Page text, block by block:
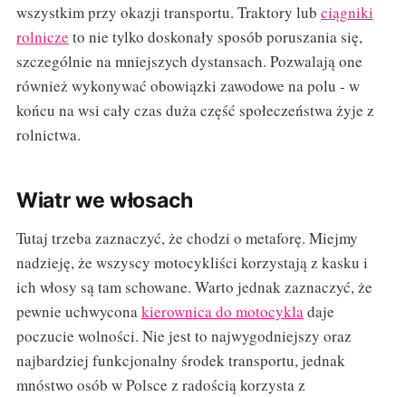
wszystkim przy okazji transportu. Traktory lub ciągniki
rolnicze to nie tylko doskonały sposób poruszania się,
szczególnie na mniejszych dystansach. Pozwalają one
również wykonywać obowiązki zawodowe na polu - w
końcu na wsi cały czas duża część społeczeństwa żyje z
rolnictwa.
Wiatr we włosach
Tutaj trzeba zaznaczyć, że chodzi o metaforę. Miejmy
nadzieję, że wszyscy motocykliści korzystają z kasku i
ich włosy są tam schowane. Warto jednak zaznaczyć, że
pewnie uchwyconakierownica do motocykladaje
poczucie wolności. Nie jest to najwygodniejszy oraz
najbardziej funkcjonalny środek transportu, jednak
mnóstwo osób w Polsce z radością korzysta z